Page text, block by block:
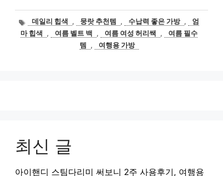
태
그
데일리 힙색 , 뭉랏 추천템 , 수납력 좋은 가방 ,
엄
마 힙색
, 여름 벨트 백 , 여름 여성 허리쌕 ,
여름 필수
템
, 여행용 가방
최신 글
아이핸디 스팀다리미 써보니 2주 사용후기, 여행용